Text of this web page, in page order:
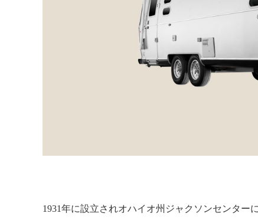
1931年に設立されオハイオ州ジャクソンセンター